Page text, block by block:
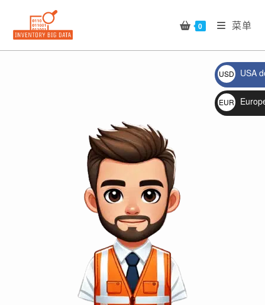
content
0 菜单
🔍
USD
$
USA
EUR
€